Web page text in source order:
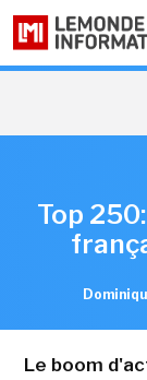
Top
Le boom